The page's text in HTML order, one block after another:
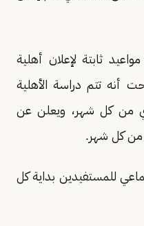
مواعيد ثابتة لإعلان أهلية
أنه تتم دراسة الأهلية
قبل تاريخ 9 ميلادي من كل شهر، ويعلن عن
للمستفيدين بداية كل